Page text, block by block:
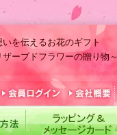
いを伝えるお花のギフト
ザーブドフラワーの贈り物～